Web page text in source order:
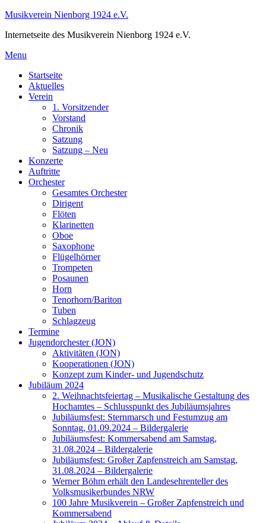
Skip
content
Musikverein Nienborg 1924 e.V.
Internetseite des Musikverein Nienborg 1924 e.V.
Menu
Startseite
Aktuelles
Verein
1. Vorsitzender
Vorstand
Chronik
Satzung
Satzung – Neu
Konzerte
Auftritte
Orchester
Gesamtes Orchester
Dirigent
Flöten
Klarinetten
Oboe
Saxophone
Flügelhörner
Trompeten
Posaunen
Horn
Tenorhorn/Bariton
Tuben
Schlagzeug
Termine
Jugendorchester (JON)
Aktivitäten (JON)
Kooperationen (JON)
Konzept zum Kinder- und Jugendschutz
Jubiläum 2024
2. Weihnachtsfeiertag – Musikalische Gestaltung des
Hochamtes – Schlusspunkt des Jubiläumsjahres
Jubiläumsfest: Sternmarsch und Festumzug am
Sonntag, 01.09.2024 – Bildergalerie
Jubiläumsfest: Kommersabend am Samstag,
31.08.2024 – Bildergalerie
Jubiläumsfest: Großer Zapfenstreich am Samstag,
31.08.2024 – Bildergalerie
Werner Böhm erhält den Landesehrenteller des
Volksmusikerbundes NRW
100 Jahre Musikverein – Großer Zapfenstreich und
Kommersabend